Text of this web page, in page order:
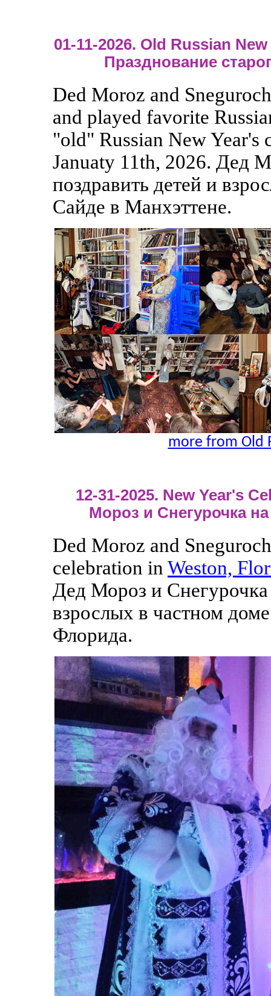
01-11-2026. Old Russian
Празднование
Ded Moroz and
and played favorite
"old" Russian New Year's
Januaty 11th, 2026. Дед
поздравить детей и
Сайде в Манхэттене.
more from Old
12-31-2025. New Year's
Мороз и Снегурочка
Ded Moroz and
celebration in Weston,
Дед Мороз и Снегурочка
взрослых в частном
Флорида.